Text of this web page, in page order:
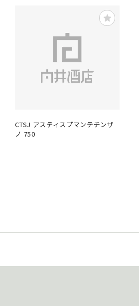
CTSJ アスティスプマンテチンザ
ノ 750